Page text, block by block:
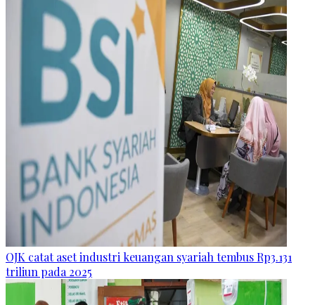
OJK catat aset industri keuangan syariah tembus Rp3.131
triliun pada 2025